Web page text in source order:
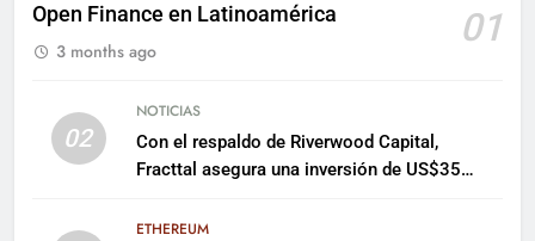
Open Finance en Latinoamérica
01
3 months ago
02
NOTICIAS
Con el respaldo de Riverwood Capital,
Fracttal asegura una inversión de US$35
ETHEREUM